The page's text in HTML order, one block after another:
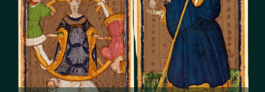
Le tarot avant l’ésotérisme : un
simple jeu ?